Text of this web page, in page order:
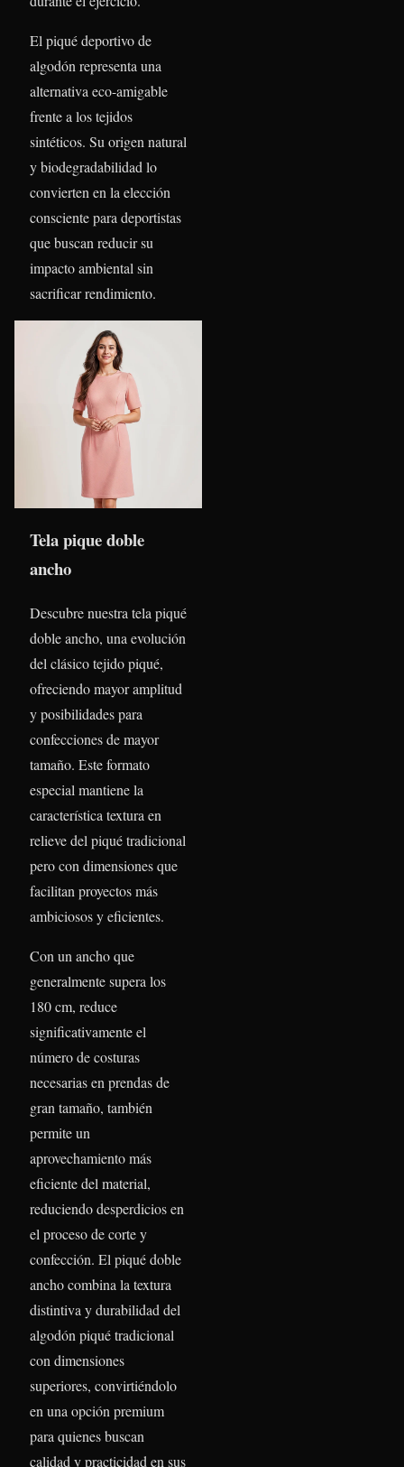
El piqué deportivo de
algodón representa una
alternativa eco-amigable
frente a los tejidos
sintéticos. Su origen natural
y biodegradabilidad lo
convierten en la elección
consciente para deportistas
que buscan reducir su
impacto ambiental sin
sacrificar rendimiento.
Tela pique doble
ancho
Descubre nuestra tela piqué
doble ancho, una evolución
del clásico tejido piqué,
ofreciendo mayor amplitud
y posibilidades para
confecciones de mayor
tamaño. Este formato
especial mantiene la
característica textura en
relieve del piqué tradicional
pero con dimensiones que
facilitan proyectos más
ambiciosos y eficientes.
Con un ancho que
generalmente supera los
180 cm, reduce
significativamente el
número de costuras
necesarias en prendas de
gran tamaño, también
permite un
aprovechamiento más
eficiente del material,
reduciendo desperdicios en
el proceso de corte y
confección. El piqué doble
ancho combina la textura
distintiva y durabilidad del
algodón piqué tradicional
con dimensiones
superiores, convirtiéndolo
en una opción premium
para quienes buscan
calidad y practicidad en sus